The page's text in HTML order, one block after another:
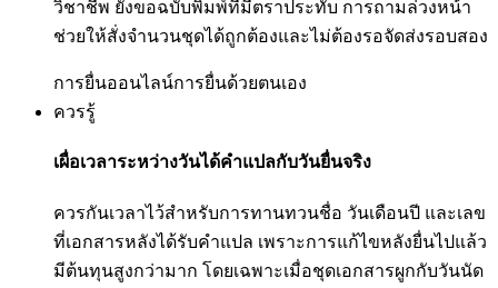
วิชาชีพ ยังขอฉบับพิมพ์ที่มีตราประทับ การถามล่วงหน้า
ช่วยให้สั่งจำนวนชุดได้ถูกต้องและไม่ต้องรอจัดส่งรอบสอง
การยื่นออนไลน์การยื่นด้วยตนเอง
ควรรู้
เผื่อเวลาระหว่างวันได้คำแปลกับวันยื่นจริง
ควรกันเวลาไว้สำหรับการทานทวนชื่อ วันเดือนปี และเลข
ที่เอกสารหลังได้รับคำแปล เพราะการแก้ไขหลังยื่นไปแล้ว
มีต้นทุนสูงกว่ามาก โดยเฉพาะเมื่อชุดเอกสารผูกกับวันนัด